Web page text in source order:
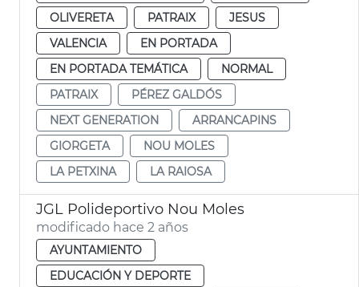
OLIVERETA
PATRAIX
JESUS
VALENCIA
EN PORTADA
EN PORTADA TEMÁTICA
NORMAL
PATRAIX
PÉREZ GALDÓS
NEXT GENERATION
ARRANCAPINS
GIORGETA
NOU MOLES
LA PETXINA
LA RAIOSA
JGL Polideportivo Nou Moles
modificado hace 2 años
AYUNTAMIENTO
EDUCACIÓN Y DEPORTE